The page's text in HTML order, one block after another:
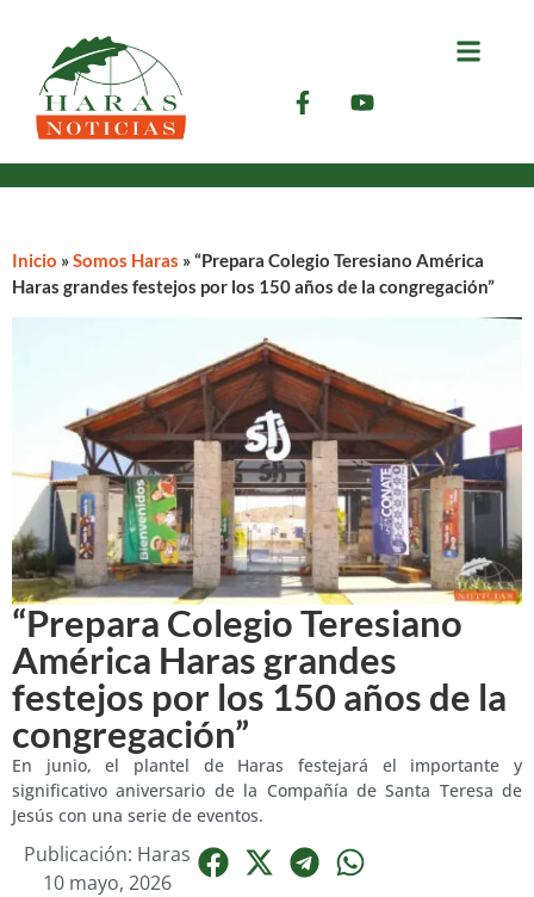
Inicio »Somos Haras »“Prepara Colegio Teresiano América
Haras grandes festejos por los 150 años de la congregación”
“Prepara Colegio Teresiano
América Haras grandes
festejos por los 150 años de la
congregación”
En junio, el plantel de Haras festejará el importante y
significativo aniversario de la Compañía de Santa Teresa de
Jesús con una serie de eventos.
Publicación: Haras
10 mayo, 2026